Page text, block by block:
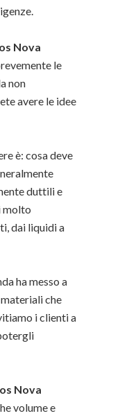
Nova
le
non
avere le idee
è: cosa deve
duttili e
molto
dai liquidi a
ha messo a
che
i clienti a
Nova
volume e